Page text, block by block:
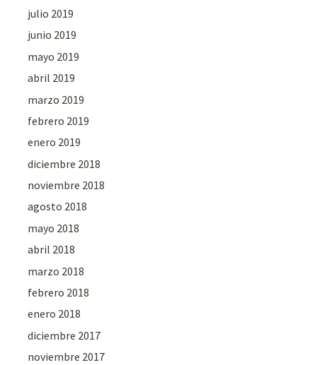
julio 2019
junio 2019
mayo 2019
abril 2019
marzo 2019
febrero 2019
enero 2019
diciembre 2018
noviembre 2018
agosto 2018
mayo 2018
abril 2018
marzo 2018
febrero 2018
enero 2018
diciembre 2017
noviembre 2017